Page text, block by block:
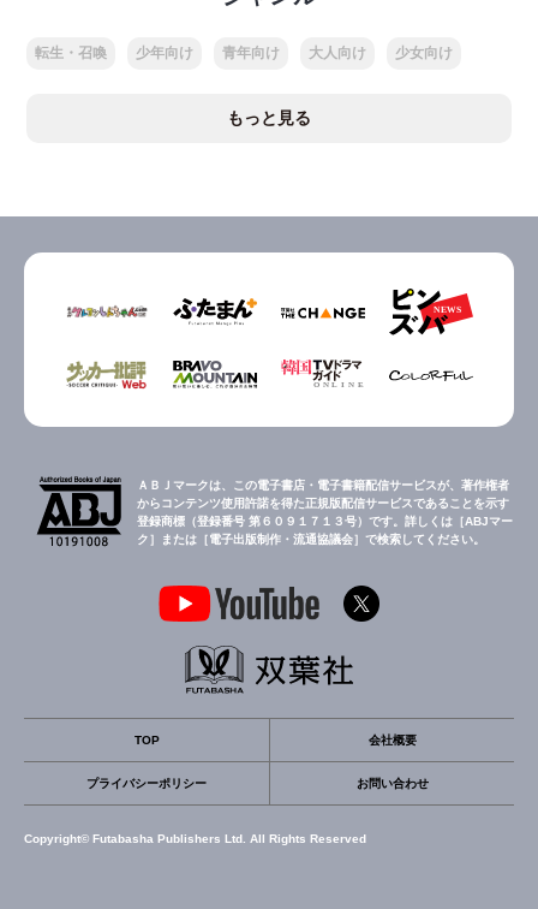
転生・召喚 少年向け 青年向け 大人向け 少女向け
もっと見る
ＡＢＪマークは、この電子書店・電子書籍配信サービスが、著作権者
からコンテンツ使用許諾を得た正規版配信サービスであることを示す
登録商標（登録番号 第６０９１７１３号）です。詳しくは［ABJマー
ク］または［電子出版制作・流通協議会］で検索してください。
TOP 会社概要
プライバシーポリシー お問い合わせ
Copyright© Futabasha Publishers Ltd. All Rights Reserved